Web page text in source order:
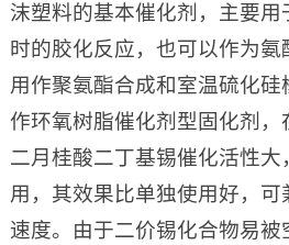
沫塑料的基本催化剂，主要
时的胶化反应，也可以作为氨
用作聚氨酯合成和室温硫化硅
作环氧树脂催化剂型固化剂
二月桂酸二丁基锡催化活性大
用，其效果比单独使用好，
速度。由于二价锡化合物易